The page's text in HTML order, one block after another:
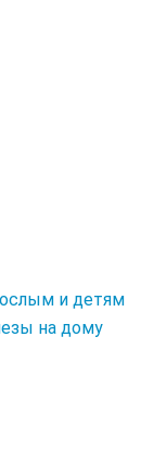
и детям
на дому